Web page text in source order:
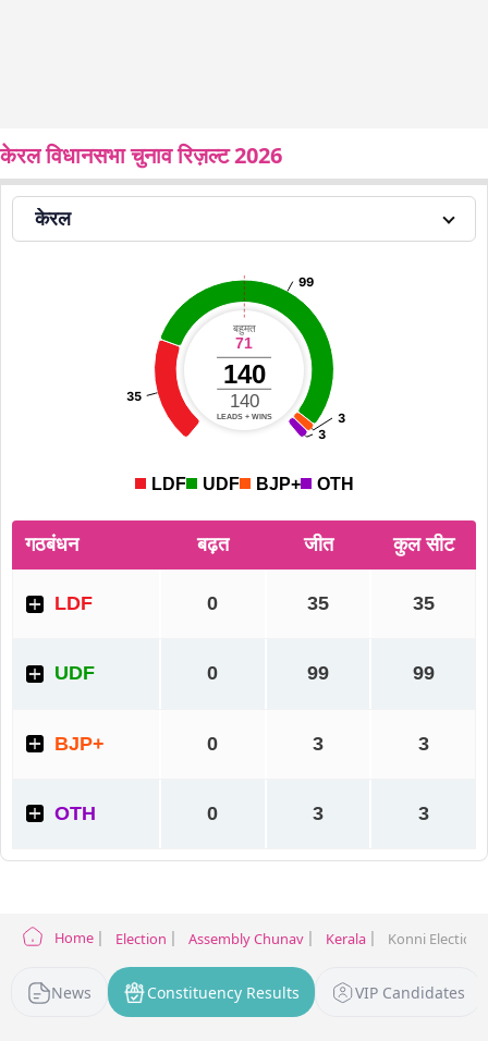
केरल विधानसभा चुनाव रिज़ल्ट 2026
Home Election Assembly Chunav Kerala Konni Election
News Constituency Results VIP Candidates